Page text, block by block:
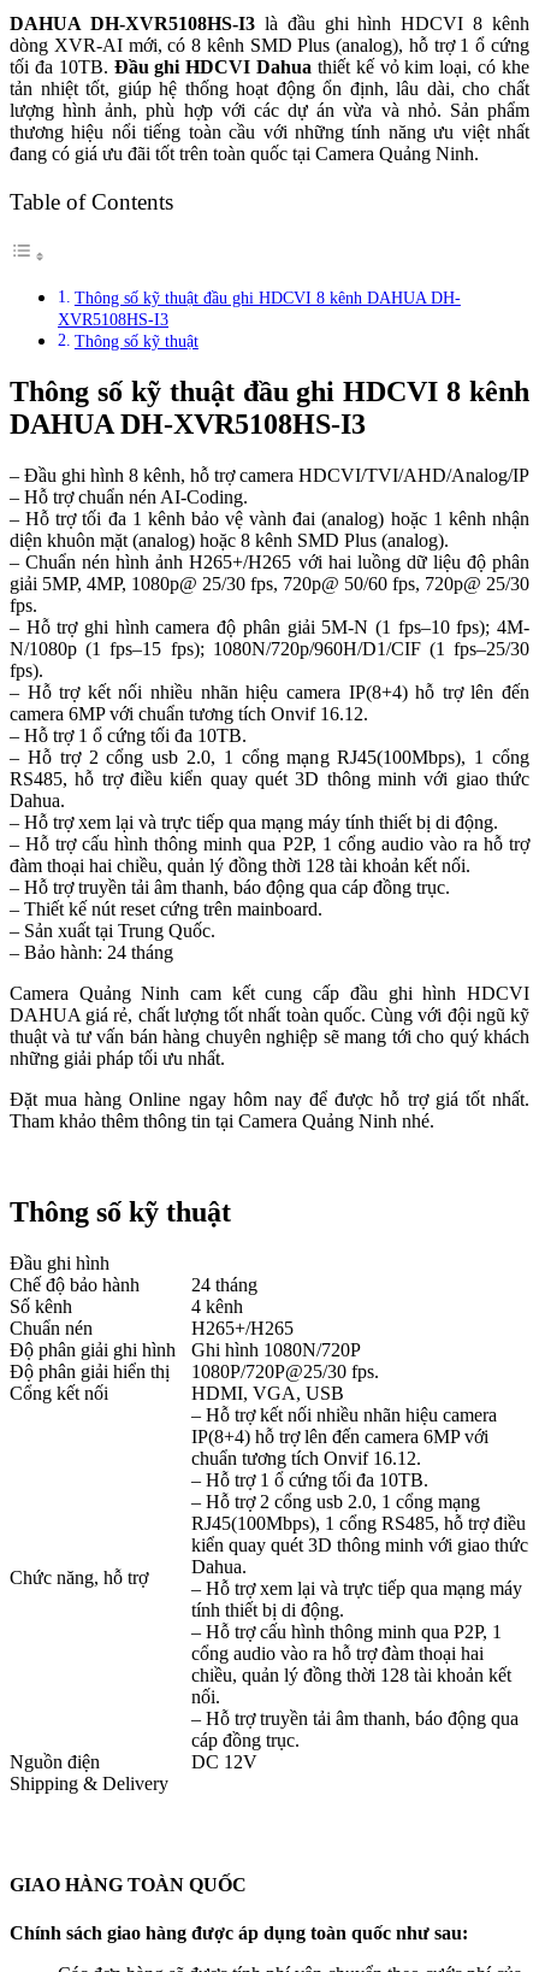
DAHUA DH-XVR5108HS-I3là đầu ghi hình HDCVI 8 kênh
dòng XVR-AI mới, có 8 kênh SMD Plus (analog), hỗ trợ 1 ổ cứng
tối đa 10TB. Đầu ghi HDCVI Dahua thiết kế vỏ kim loại, có khe
tản nhiệt tốt, giúp hệ thống hoạt động ổn định, lâu dài, cho chất
lượng hình ảnh, phù hợp với các dự án vừa và nhỏ. Sản phẩm
thương hiệu nổi tiếng toàn cầu với những tính năng ưu việt nhất
đang có giá ưu đãi tốt trên toàn quốc tại Camera Quảng Ninh.
Table of Contents
Thông số kỹ thuật đầu ghi HDCVI 8 kênh DAHUA DH-
XVR5108HS-I3
Thông số kỹ thuật
Thông số kỹ thuật đầu ghi HDCVI 8 kênh
DAHUA DH-XVR5108HS-I3
– Đầu ghi hình 8 kênh, hỗ trợ camera HDCVI/TVI/AHD/Analog/IP
– Hỗ trợ chuẩn nén AI-Coding.
– Hỗ trợ tối đa 1 kênh bảo vệ vành đai (analog) hoặc 1 kênh nhận
diện khuôn mặt (analog) hoặc 8 kênh SMD Plus (analog).
– Chuẩn nén hình ảnh H265+/H265 với hai luồng dữ liệu độ phân
giải 5MP, 4MP, 1080p@ 25/30 fps, 720p@ 50/60 fps, 720p@ 25/30
fps.
– Hỗ trợ ghi hình camera độ phân giải 5M-N (1 fps–10 fps); 4M-
N/1080p (1 fps–15 fps); 1080N/720p/960H/D1/CIF (1 fps–25/30
fps).
– Hỗ trợ kết nối nhiều nhãn hiệu camera IP(8+4) hỗ trợ lên đến
camera 6MP với chuẩn tương tích Onvif 16.12.
– Hỗ trợ 1 ổ cứng tối đa 10TB.
– Hỗ trợ 2 cổng usb 2.0, 1 cổng mạng RJ45(100Mbps), 1 cổng
RS485, hỗ trợ điều kiển quay quét 3D thông minh với giao thức
Dahua.
– Hỗ trợ xem lại và trực tiếp qua mạng máy tính thiết bị di động.
– Hỗ trợ cấu hình thông minh qua P2P, 1 cổng audio vào ra hỗ trợ
đàm thoại hai chiều, quản lý đồng thời 128 tài khoản kết nối.
– Hỗ trợ truyền tải âm thanh, báo động qua cáp đồng trục.
– Thiết kế nút reset cứng trên mainboard.
– Sản xuất tại Trung Quốc.
– Bảo hành: 24 tháng
Camera Quảng Ninh cam kết cung cấp đầu ghi hình HDCVI
DAHUA giá rẻ, chất lượng tốt nhất toàn quốc. Cùng với đội ngũ kỹ
thuật và tư vấn bán hàng chuyên nghiệp sẽ mang tới cho quý khách
những giải pháp tối ưu nhất.
Đặt mua hàng Online ngay hôm nay để được hỗ trợ giá tốt nhất.
Tham khảo thêm thông tin tại Camera Quảng Ninh nhé.
Thông số kỹ thuật
Đầu ghi hình
Chế độ bảo hành
24 tháng
Số kênh
4 kênh
Chuẩn nén
H265+/H265
Độ phân giải ghi hình
Ghi hình 1080N/720P
Độ phân giải hiển thị
1080P/720P@25/30 fps.
Cổng kết nối
HDMI, VGA, USB
Chức năng, hỗ trợ
– Hỗ trợ kết nối nhiều nhãn hiệu camera
IP(8+4) hỗ trợ lên đến camera 6MP với
chuẩn tương tích Onvif 16.12.
– Hỗ trợ 1 ổ cứng tối đa 10TB.
– Hỗ trợ 2 cổng usb 2.0, 1 cổng mạng
RJ45(100Mbps), 1 cổng RS485, hỗ trợ điều
kiển quay quét 3D thông minh với giao thức
Dahua.
– Hỗ trợ xem lại và trực tiếp qua mạng máy
tính thiết bị di động.
– Hỗ trợ cấu hình thông minh qua P2P, 1
cổng audio vào ra hỗ trợ đàm thoại hai
chiều, quản lý đồng thời 128 tài khoản kết
nối.
– Hỗ trợ truyền tải âm thanh, báo động qua
cáp đồng trục.
Nguồn điện
DC 12V
Shipping & Delivery
GIAO HÀNG TOÀN QUỐC
Chính sách giao hàng được áp dụng toàn quốc như sau: